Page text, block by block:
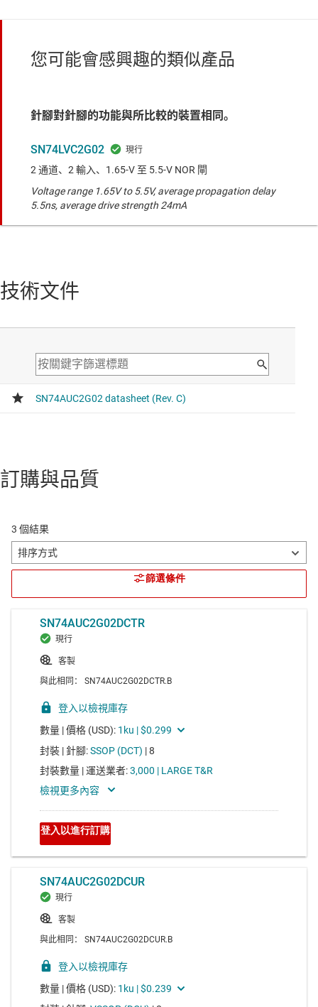
您可能會感興趣的類似產品
針腳對針腳的功能與所比較的裝置相同。
SN74LVC2G02
2 通道、2 輸入、1.65-V 至 5.5-V NOR 閘
Voltage range 1.65V to 5.5V, average propagation delay
5.5ns, average drive strength 24mA
技術文件
訂購與品質